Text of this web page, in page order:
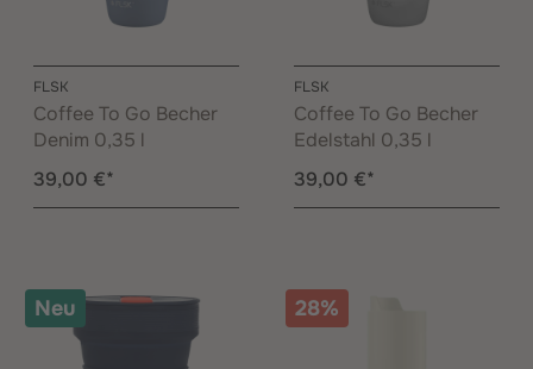
FLSK
Coffee To Go Becher
Denim 0,35 l
39,00 €*
FLSK
Coffee To Go Becher
Edelstahl 0,35 l
39,00 €*
Neu 28%